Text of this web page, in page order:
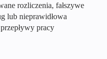
rozliczenia, fałszywe
lub nieprawidłowa
pracy